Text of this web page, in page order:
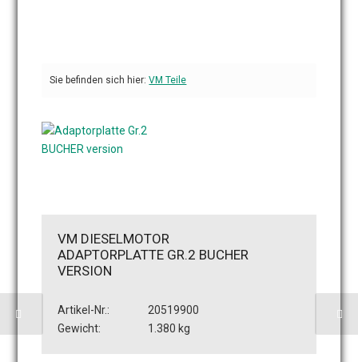
Sie befinden sich hier:VM Teile
VM DIESELMOTOR
ADAPTORPLATTE GR.2 BUCHER
VERSION
Artikel-Nr.:
20519900
Gewicht:
1.380 kg